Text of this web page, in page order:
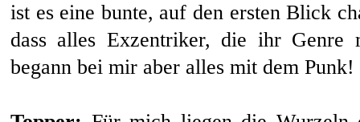
ist es eine bunte, auf den ersten Blick
dass alles Exzentriker, die ihr Genre
begann bei mir aber alles mit dem Punk!